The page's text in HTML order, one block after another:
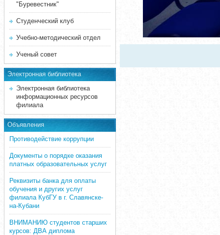
"Буревестник"
Студенческий клуб
Учебно-методический отдел
Ученый совет
Электронная библиотека
Электронная библиотека
информационных ресурсов
филиала
Объявления
Противодействие коррупции
Документы о порядке оказания
платных образовательных услуг
Реквизиты банка для оплаты
обучения и других услуг
филиала КубГУ в г. Славянске-
на-Кубани
ВНИМАНИЮ студентов старших
курсов: ДВА диплома